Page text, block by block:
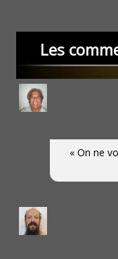
Les
« On ne